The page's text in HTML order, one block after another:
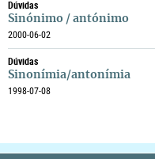
Dúvidas
Sinónimo / antónimo
2000-06-02
Dúvidas
Sinonímia/antonímia
1998-07-08